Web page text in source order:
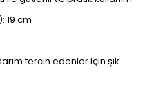
19 cm
tercih edenler için şık